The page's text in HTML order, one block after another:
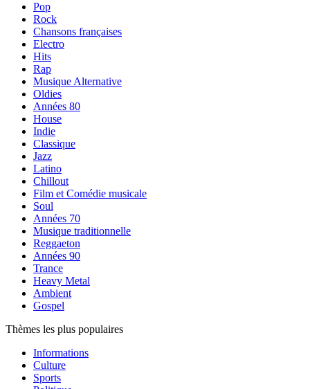
Pop
Rock
Chansons françaises
Electro
Hits
Rap
Musique Alternative
Oldies
Années 80
House
Indie
Classique
Jazz
Latino
Chillout
Film et Comédie musicale
Soul
Années 70
Musique traditionnelle
Reggaeton
Années 90
Trance
Heavy Metal
Ambient
Gospel
Thèmes les plus populaires
Informations
Culture
Sports